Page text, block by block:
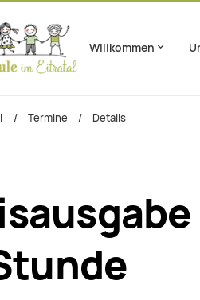
Navigation überspringen
Willkommen
Termine Details